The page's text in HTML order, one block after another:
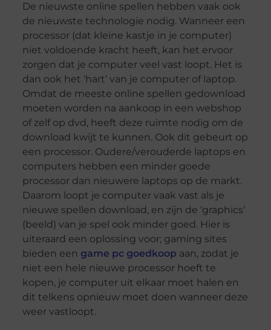
De nieuwste online spellen hebben vaak ook
de nieuwste technologie nodig. Wanneer een
processor (dat kleine kastje in je computer)
niet voldoende kracht heeft, kan het ervoor
zorgen dat je computer veel vast loopt. Het is
dan ook het ‘hart’ van je computer of laptop.
Omdat de meeste online spellen gedownload
moeten worden na aankoop in een webshop
of zelf op dvd, heeft deze ruimte nodig om de
download kwijt te kunnen. Ook dit gebeurt op
een processor. Oudere/verouderde laptops en
computers hebben een minder goede
processor dan nieuwere laptops op de markt.
Daarom loopt je computer vaak vast als je
nieuwe spellen download, en zijn de ‘graphics’
(beeld) van je spel ook minder goed. Hier is
uiteraard een oplossing voor; gaming sites
bieden een game pc goedkoop aan, zodat je
niet een hele nieuwe processor hoeft te
kopen, je computer uit elkaar moet halen en
dit telkens opnieuw moet doen wanneer deze
weer vastloopt.